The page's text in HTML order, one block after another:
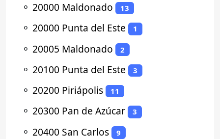
⚬ 20000 Maldonado 13
⚬ 20000 Punta del Este 1
⚬ 20005 Maldonado 2
⚬ 20100 Punta del Este 3
⚬ 20200 Piriápolis 11
⚬ 20300 Pan de Azúcar 3
⚬ 20400 San Carlos 9